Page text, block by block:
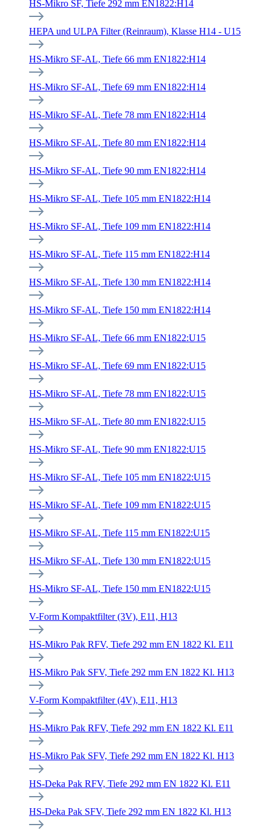
HS-Mikro SF, Tiefe 292 mm EN1822:H14
HEPA und ULPA Filter (Reinraum), Klasse H14 - U15
HS-Mikro SF-AL, Tiefe 66 mm EN1822:H14
HS-Mikro SF-AL, Tiefe 69 mm EN1822:H14
HS-Mikro SF-AL, Tiefe 78 mm EN1822:H14
HS-Mikro SF-AL, Tiefe 80 mm EN1822:H14
HS-Mikro SF-AL, Tiefe 90 mm EN1822:H14
HS-Mikro SF-AL, Tiefe 105 mm EN1822:H14
HS-Mikro SF-AL, Tiefe 109 mm EN1822:H14
HS-Mikro SF-AL, Tiefe 115 mm EN1822:H14
HS-Mikro SF-AL, Tiefe 130 mm EN1822:H14
HS-Mikro SF-AL, Tiefe 150 mm EN1822:H14
HS-Mikro SF-AL, Tiefe 66 mm EN1822:U15
HS-Mikro SF-AL, Tiefe 69 mm EN1822:U15
HS-Mikro SF-AL, Tiefe 78 mm EN1822:U15
HS-Mikro SF-AL, Tiefe 80 mm EN1822:U15
HS-Mikro SF-AL, Tiefe 90 mm EN1822:U15
HS-Mikro SF-AL, Tiefe 105 mm EN1822:U15
HS-Mikro SF-AL, Tiefe 109 mm EN1822:U15
HS-Mikro SF-AL, Tiefe 115 mm EN1822:U15
HS-Mikro SF-AL, Tiefe 130 mm EN1822:U15
HS-Mikro SF-AL, Tiefe 150 mm EN1822:U15
V-Form Kompaktfilter (3V), E11, H13
HS-Mikro Pak RFV, Tiefe 292 mm EN 1822 Kl. E11
HS-Mikro Pak SFV, Tiefe 292 mm EN 1822 Kl. H13
V-Form Kompaktfilter (4V), E11, H13
HS-Mikro Pak RFV, Tiefe 292 mm EN 1822 Kl. E11
HS-Mikro Pak SFV, Tiefe 292 mm EN 1822 Kl. H13
HS-Deka Pak RFV, Tiefe 292 mm EN 1822 Kl. E11
HS-Deka Pak SFV, Tiefe 292 mm EN 1822 Kl. H13